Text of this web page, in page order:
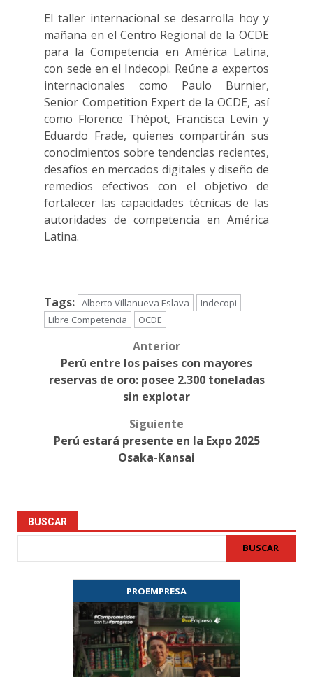
El taller internacional se desarrolla hoy y
mañana en el Centro Regional de la OCDE
para la Competencia en América Latina,
con sede en el Indecopi. Reúne a expertos
internacionales como Paulo Burnier,
Senior Competition Expert de la OCDE, así
como Florence Thépot, Francisca Levin y
Eduardo Frade, quienes compartirán sus
conocimientos sobre tendencias recientes,
desafíos en mercados digitales y diseño de
remedios efectivos con el objetivo de
fortalecer las capacidades técnicas de las
autoridades de competencia en América
Latina.
Tags: Alberto Villanueva Eslava
Indecopi
Libre Competencia
OCDE
navigation
Anterior
Perú entre los países con mayores
reservas de oro: posee 2.300 toneladas
sin explotar
Siguiente
Perú estará presente en la Expo 2025
Osaka-Kansai
BUSCAR
BUSCAR
PROEMPRESA